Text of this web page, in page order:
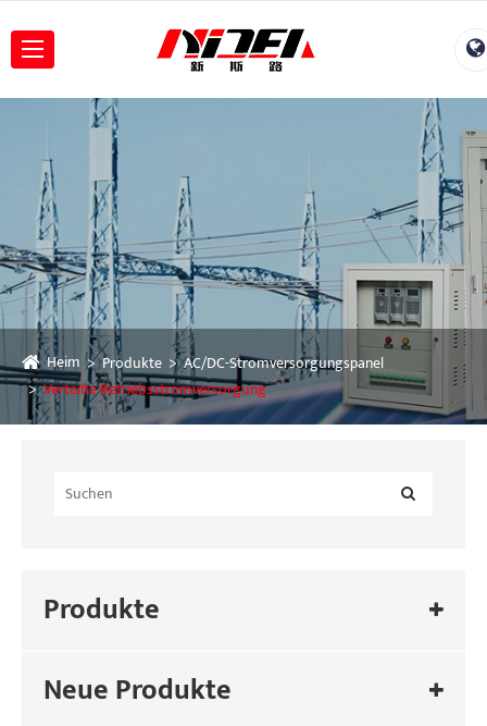
Heim Produkte
AC/DC-Stromversorgungspanel
Verteilte Betriebsstromversorgung
Produkte
Neue Produkte